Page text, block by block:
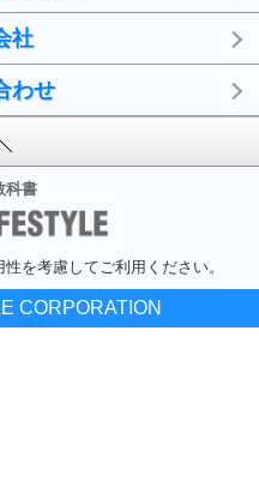
社
わせ
科書
を考慮してご利用ください。
CORPORATION